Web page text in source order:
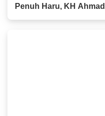
Penuh Haru, KH
Pentingnya Istikamah